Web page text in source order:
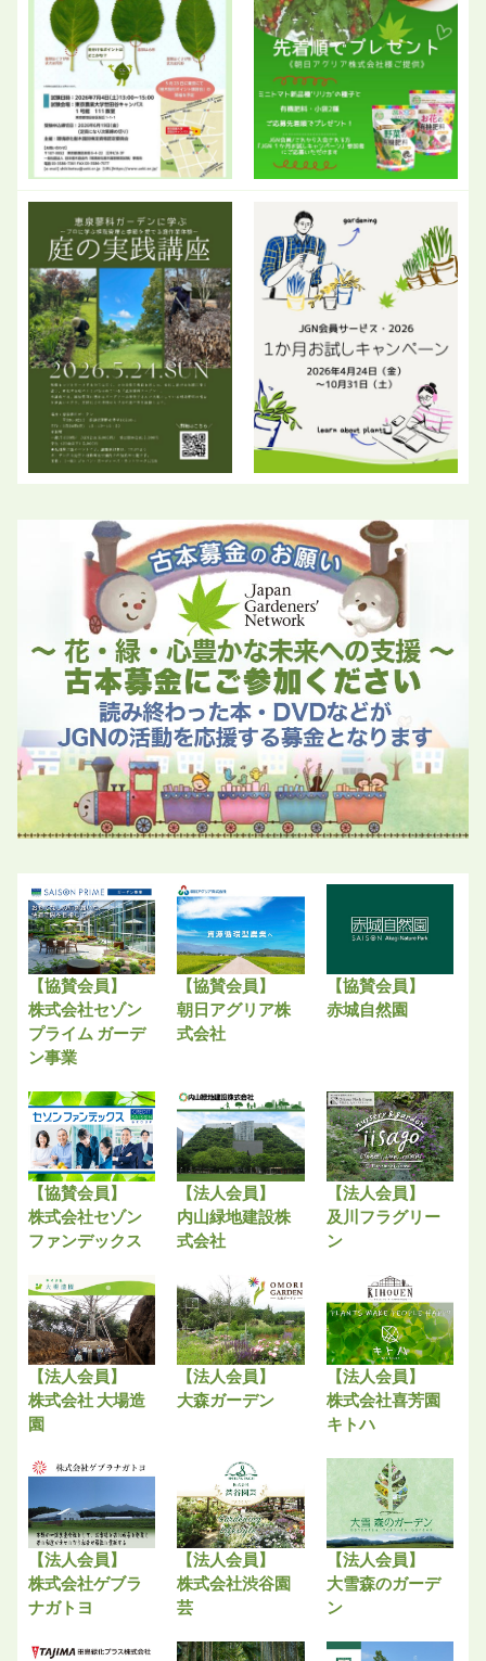
【協賛会員】
株式会社セゾン
プライム ガーデ
ン事業
【協賛会員】
朝日アグリア株
式会社
【協賛会員】
赤城自然園
【協賛会員】
株式会社セゾン
ファンデックス
【法人会員】
内山緑地建設株
式会社
【法人会員】
及川フラグリー
ン
【法人会員】
株式会社 大場造
園
【法人会員】
大森ガーデン
【法人会員】
株式会社喜芳園
キトハ
【法人会員】
株式会社ゲブラ
ナガトヨ
【法人会員】
株式会社渋谷園
芸
【法人会員】
大雪森のガーデ
ン